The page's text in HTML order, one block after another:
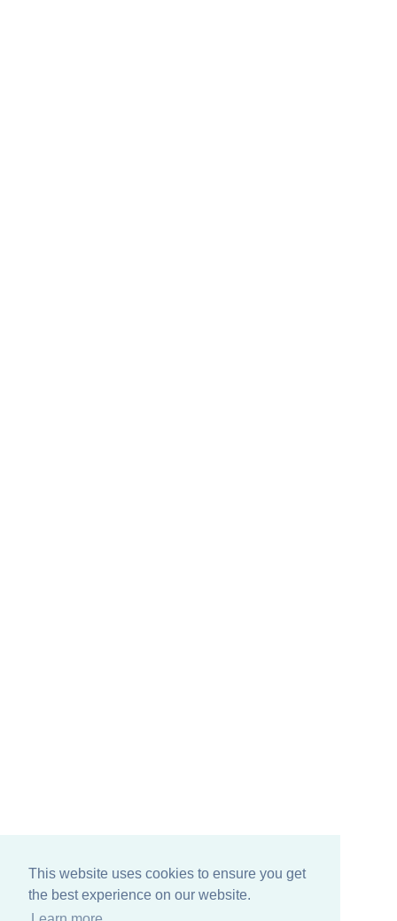
This website uses cookies to ensure you get
the best experience on our website.